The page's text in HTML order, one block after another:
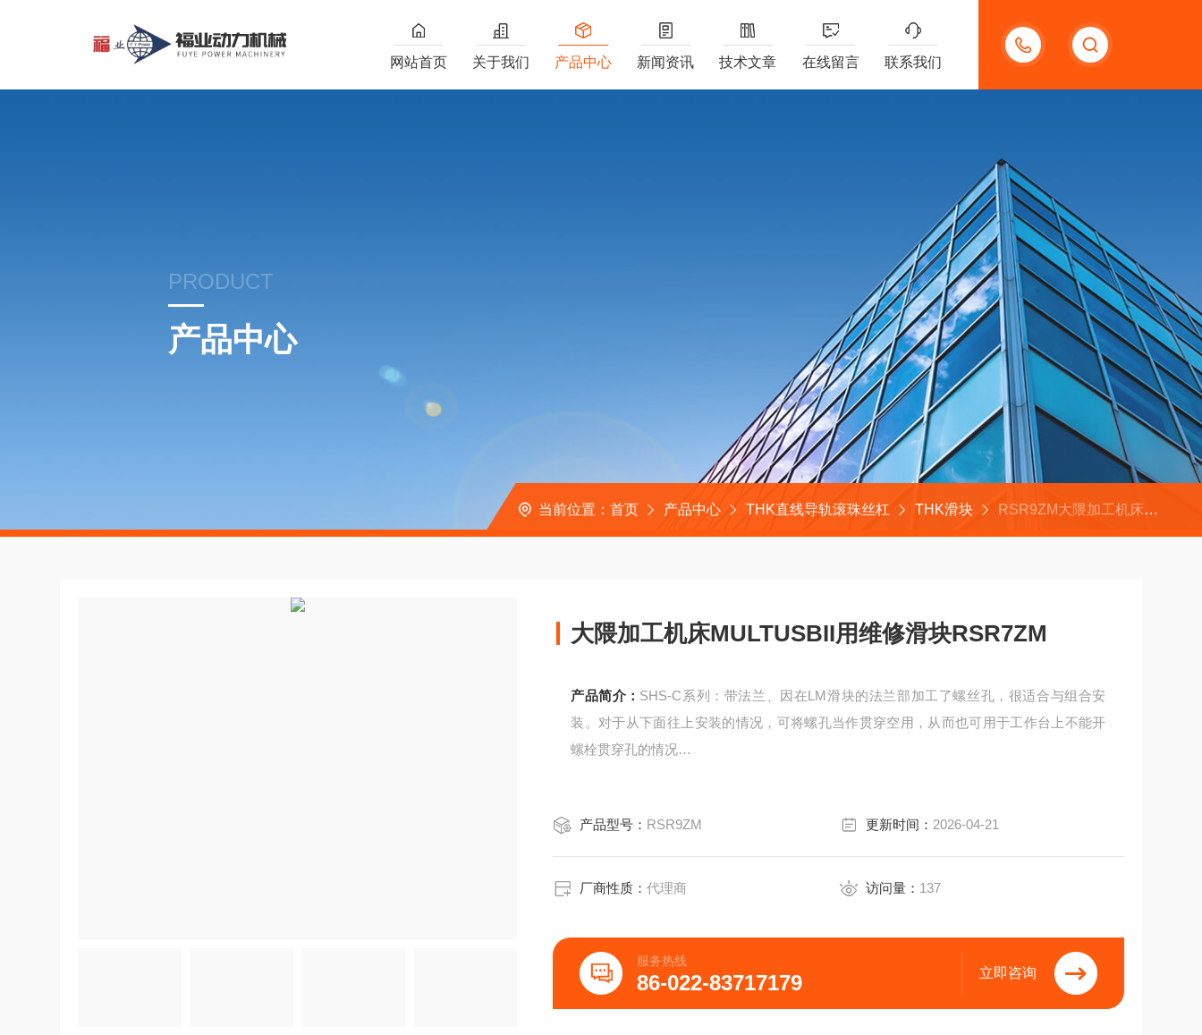
13132097161
网站首页 关于我们 产品中心 新闻资讯 技术文章 在线留言 联系我们
PRODUCT
产品中心
当前位置： 首页 产品中心 THK直线导轨滚珠丝杠 THK滑块 RSR9ZM大隈加工机床MULTUSBII用维修滑块RSR7ZM
大隈加工机床MULTUSBII用维修滑块RSR7ZM
产品简介： SHS-C系列：带法兰、因在LM滑块的法兰部加工了螺丝孔，很适合与组合安
装。对于从下面往上安装的情况，可将螺孔当作贯穿空用，从而也可用于工作台上不能开
螺栓贯穿孔的情况
产品型号： RSR9ZM 更新时间： 2026-04-21
厂商性质：代理商 访问量： 137
服务热线
86-022-83717179 立即咨询